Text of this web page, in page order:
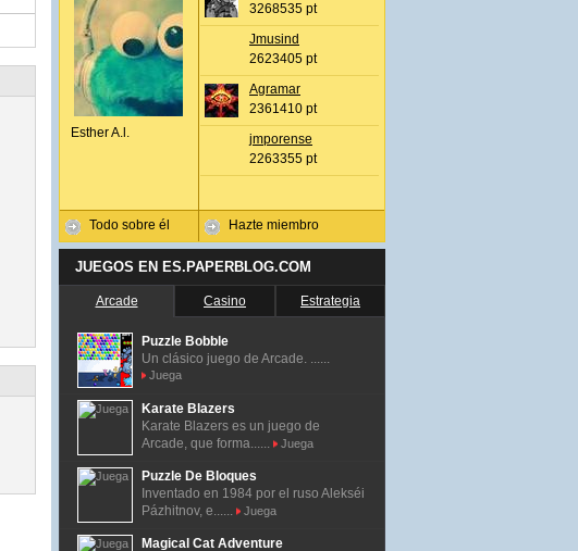
Esther A.l.
Todo sobre él
3268535 pt
Jmusind
2623405 pt
Agramar
2361410 pt
jmporense
2263355 pt
Hazte miembro
JUEGOS EN ES.PAPERBLOG.COM
Arcade Casino Estrategia
Puzzle Bobble
Un clásico juego de Arcade. ......
Juega
Karate Blazers
Karate Blazers es un juego de
Arcade, que forma......
Juega
Puzzle De Bloques
Inventado en 1984 por el ruso Alekséi
Pázhitnov, e......
Juega
Magical Cat Adventure